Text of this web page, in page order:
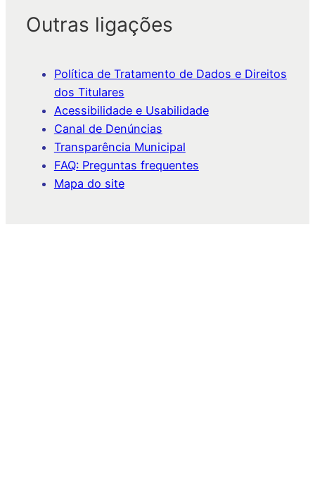
Outras ligações
Política de Tratamento de Dados e Direitos
dos Titulares
Acessibilidade e Usabilidade
Canal de Denúncias
Transparência Municipal
FAQ: Preguntas frequentes
Mapa do site